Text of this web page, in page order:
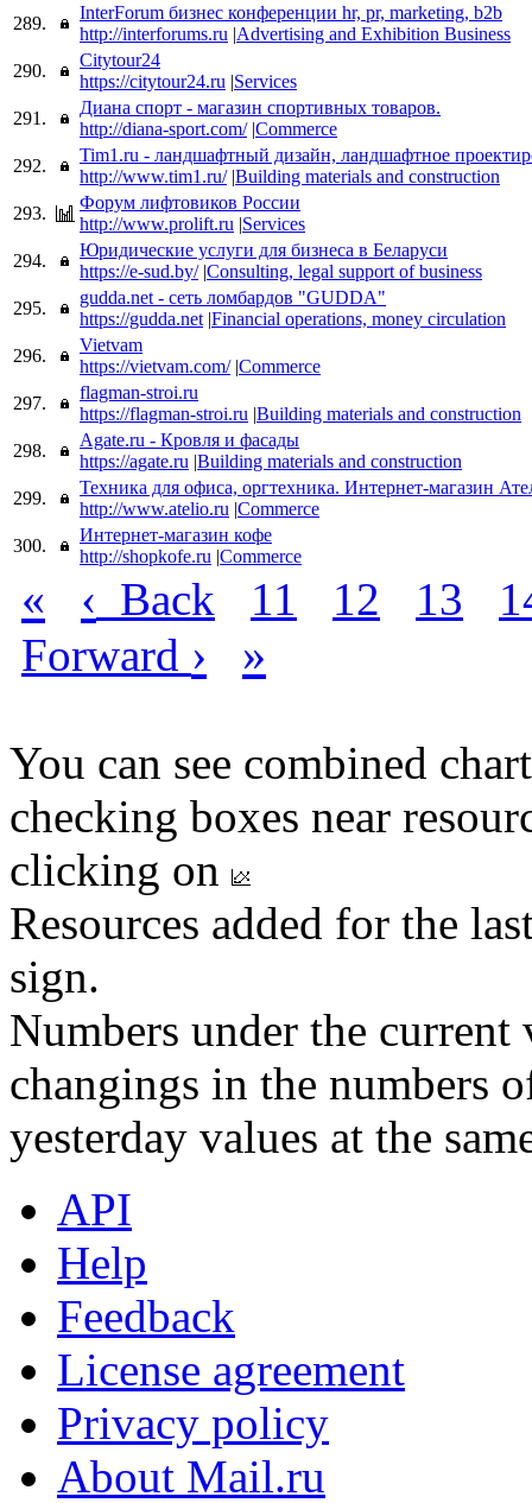
289.
InterForum бизнес конференции hr, pr, marketing, b2b
http://interforums.ru |Advertising and Exhibition Business
290.
Citytour24
https://citytour24.ru |Services
291.
Диана спорт - магазин спортивных товаров.
http://diana-sport.com/ |Commerce
292.
Tim1.ru - ландшафтный дизайн, ландшафтное
http://www.tim1.ru/ |Building materials and construction
293.
Форум лифтовиков России
http://www.prolift.ru |Services
294.
Юридические услуги для бизнеса в Беларуси
https://e-sud.by/ |Consulting, legal support of business
295.
gudda.net - сеть ломбардов "GUDDA"
https://gudda.net |Financial operations, money circulation
296.
Vietvam
https://vietvam.com/ |Commerce
297.
flagman-stroi.ru
https://flagman-stroi.ru |Building materials and construction
298.
Agate.ru - Кровля и фасады
https://agate.ru |Building materials and construction
299.
Техника для офиса, оргтехника. Интернет-магазин
http://www.atelio.ru |Commerce
300.
Интернет-магазин кофе
http://shopkofe.ru |Commerce
« ‹ Back 11 12 13
Forward › »
You can see combined
checking boxes near
clicking on
Resources added for the
sign.
Numbers under the
changings in the numbers
yesterday values at the
API
Help
Feedback
License agreement
Privacy policy
About Mail.ru